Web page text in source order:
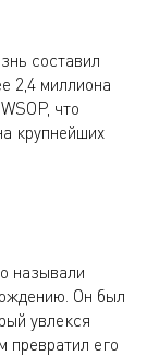
составил
2,4 миллиона
что
крупнейших
называли
Он был
увлекся
превратил его